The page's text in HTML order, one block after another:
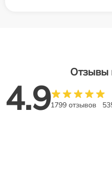
Отзывы
4.91799 отзывов